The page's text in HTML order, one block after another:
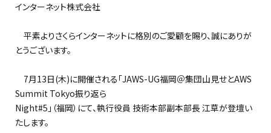
インターネット株式会社
平素よりさくらインターネットに格別のご愛顧を賜り、誠にありが
とうございます。
7月13日(木)に開催される「JAWS-UG福岡＠集団山見せとAWS
Summit Tokyo振り返ら
Night#5」（福岡）にて、執行役員 技術本部副本部長 江草が登壇い
たします。